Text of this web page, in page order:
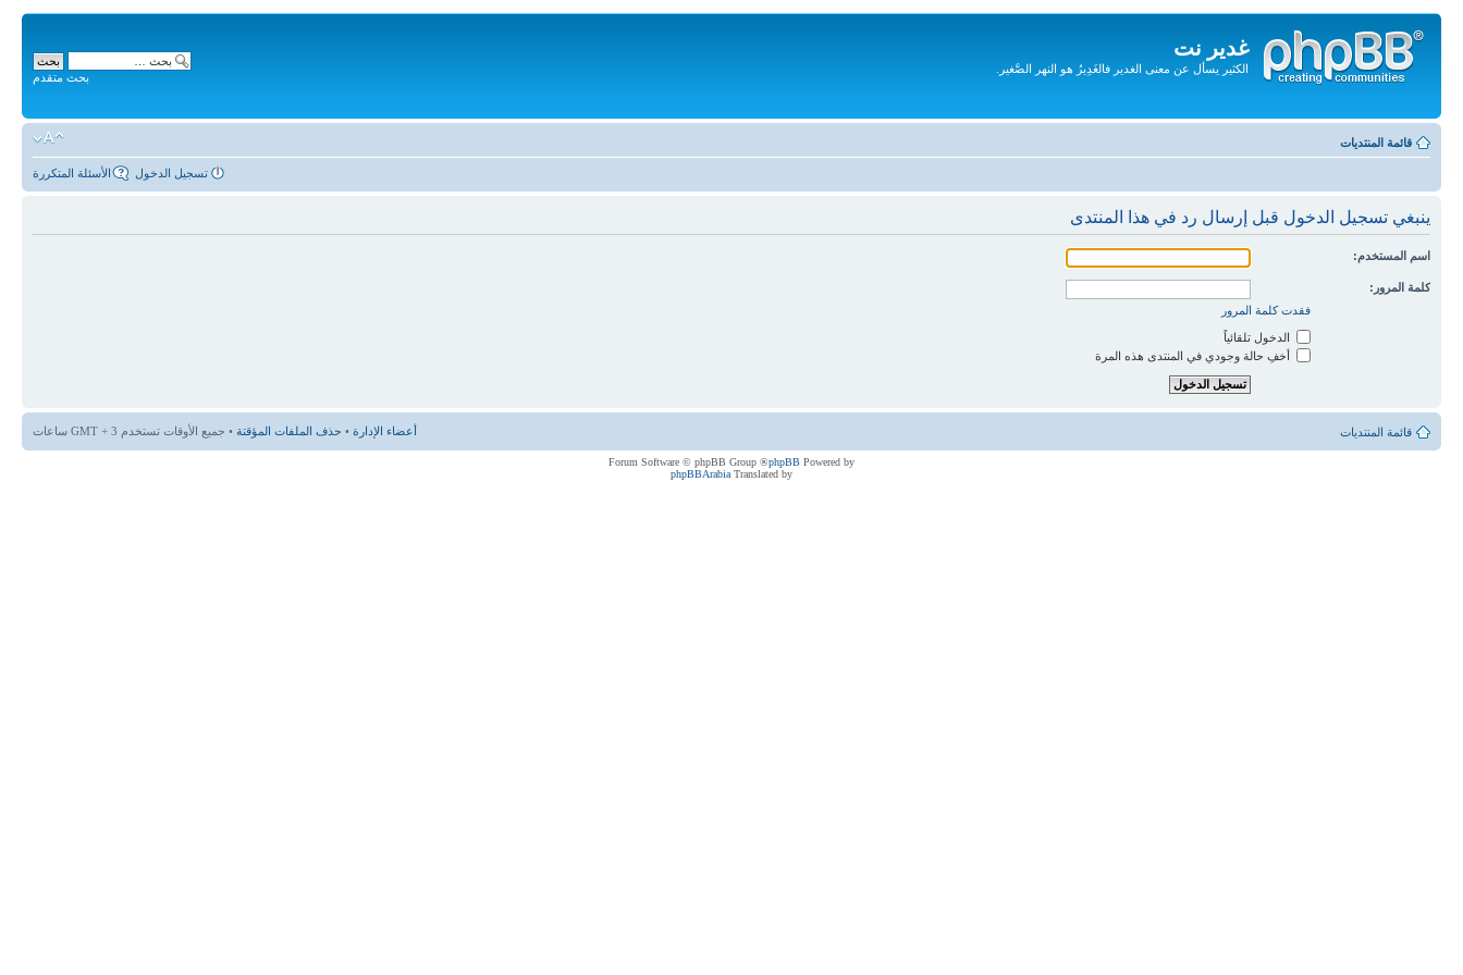
غدير نت
الكثير يسأل عن معنى الغدير فالغَدِيرُ هو النهر الصَّغير.
المحتويات
بحث متقدم
قائمة المنتديات
الأسئلة المتكررة تسجيل الدخول
ينبغي تسجيل الدخول قبل إرسال رد في هذا المنتدى
اسم المستخدم:
كلمة المرور:
فقدت كلمة المرور
الدخول تلقائياً
أخفِ حالة وجودي في المنتدى هذه المرة
قائمة المنتديات أعضاء الإدارة • حذف الملفات المؤقتة • جميع الأوقات تستخدم GMT + 3 ساعات
Powered by
phpBB
® Forum Software © phpBB Group
Translated by
phpBBArabia